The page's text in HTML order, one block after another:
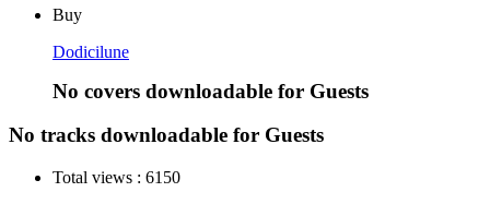
Buy
Dodicilune
No covers downloadable for Guests
No tracks downloadable for Guests
Total views : 6150